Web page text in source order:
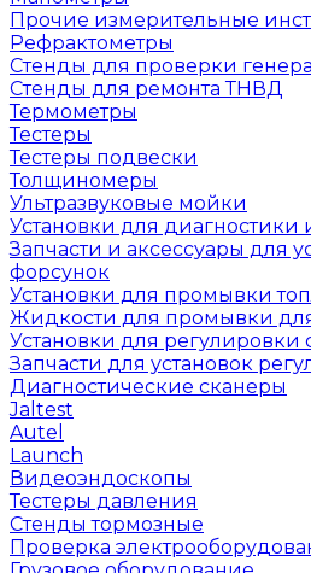
Прочие измерительные
Рефрактометры
Стенды для проверки
Стенды для ремонта ТНВД
Термометры
Тестеры
Тестеры подвески
Толщиномеры
Ультразвуковые мойки
Установки для диагностики
Запчасти и аксессуары для
форсунок
Установки для промывки
Жидкости для промывки
Установки для регулировки
Запчасти для установок
Диагностические сканеры
Jaltest
Autel
Launch
Видеоэндоскопы
Тестеры давления
Стенды тормозные
Проверка